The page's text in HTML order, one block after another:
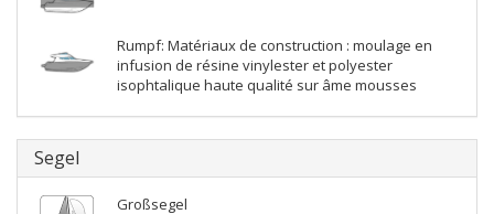
Rumpf: Matériaux de construction : moulage en
infusion de résine vinylester et polyester
isophtalique haute qualité sur âme mousses
Segel
Großsegel